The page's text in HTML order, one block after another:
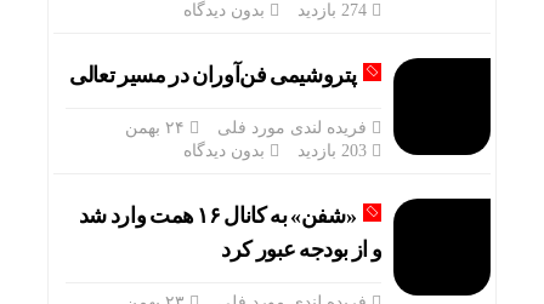
بدون دیدگاه
پتروشیمی فن‌آوران در مسیر تعالی
فریده لندی مورد فلی
بدون دیدگاه
«شفن» به کانال ۱۶ همت وارد شد
و از بودجه عبور کرد